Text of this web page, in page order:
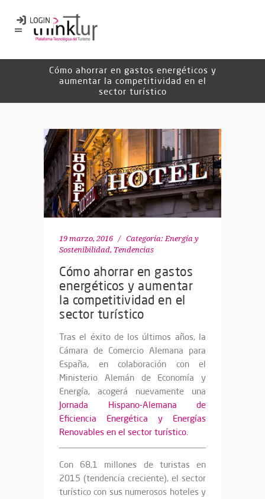
Cómo ahorrar en gastos energéticos y
aumentar la competitividad en el
sector turístico
19 marzo, 2016 Categoría: Energía y
Sostenibilidad, Tendencias
Cómo ahorrar en gastos
energéticos y aumentar
la competitividad en el
sector turístico
Tras el éxito de los últimos años, la
Cámara de Comercio Alemana para
España, en colaboración con el
Ministerio Alemán de Economía y
Energía, acogerá nuevamente una
Jornada Hispano-Alemana de
Eficiencia Energética y Energías
Renovables en el sector turístico.
Con 68,1 millones de turistas en
2015 (tendencia creciente), el sector
turístico con sus numerosos hoteles y